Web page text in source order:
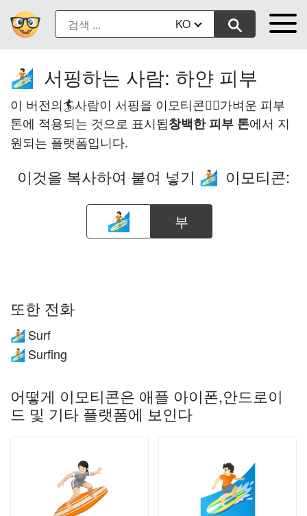
KO
🏄🏻 서핑하는 사람: 하얀 피부
이 버전의🏄사람이 서핑을 이모티콘은🏻가벼운 피부
톤에 적용되는 것으로 표시됩창백한 피부 톤에서 지
원되는 플랫폼입니다.
이것을 복사하여 붙여 넣기 🏄🏻 이모티콘:
부
또한 전화
🏄🏻 Surf
🏄🏻 Surfing
어떻게 이모티콘은 애플 아이폰,안드로이
드 및 기타 플랫폼에 보인다